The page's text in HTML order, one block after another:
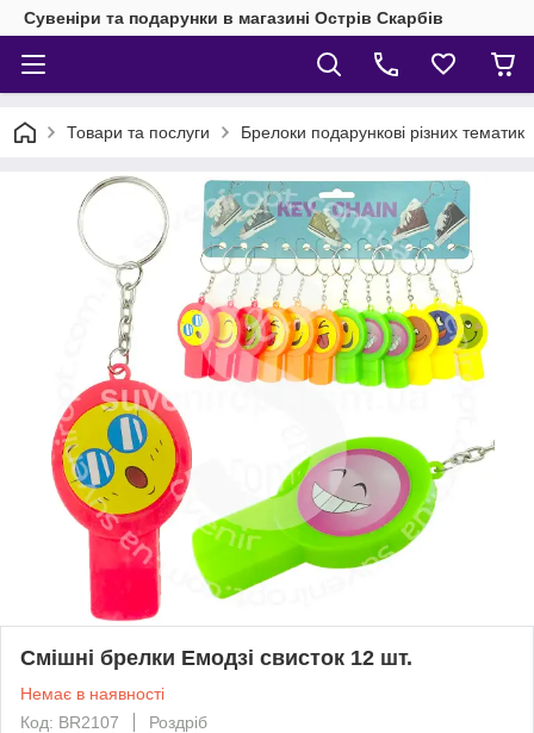
Сувеніри та подарунки в магазині Острів Скарбів
Товари та послуги Брелоки подарункові різних тематик
Смішні брелки Емодзі свисток 12 шт.
Немає в наявності
Код: BR2107
Роздріб